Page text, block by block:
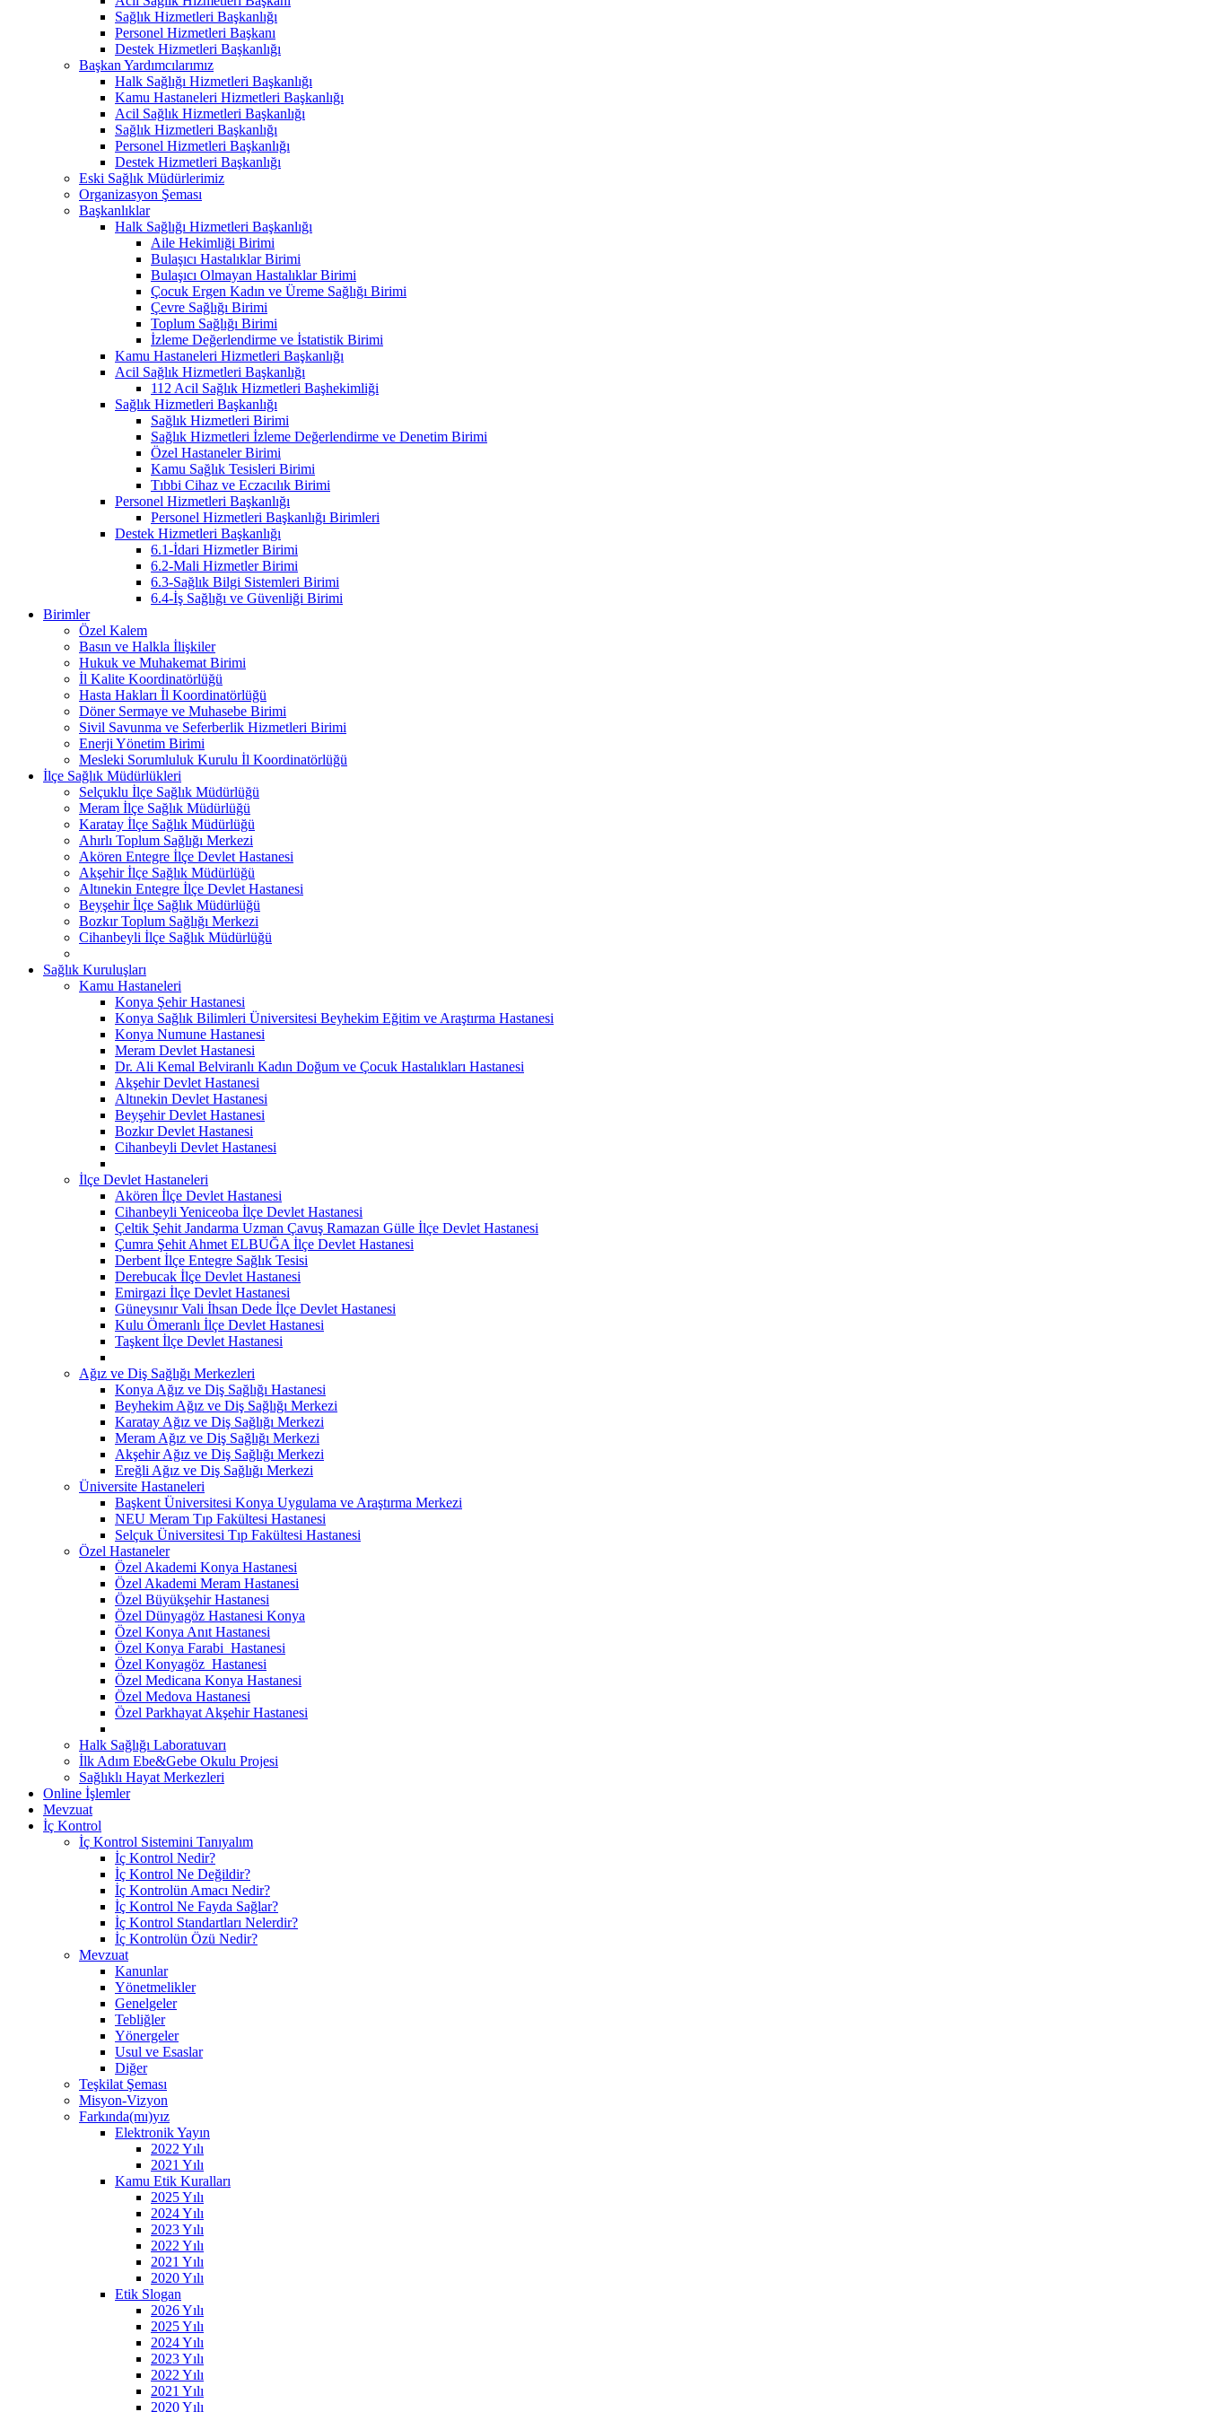
Sağlık Hizmetleri Başkanlığı
Personel Hizmetleri Başkanı
Destek Hizmetleri Başkanlığı
Başkan Yardımcılarımız
Halk Sağlığı Hizmetleri Başkanlığı
Kamu Hastaneleri Hizmetleri Başkanlığı
Acil Sağlık Hizmetleri Başkanlığı
Sağlık Hizmetleri Başkanlığı
Personel Hizmetleri Başkanlığı
Destek Hizmetleri Başkanlığı
Eski Sağlık Müdürlerimiz
Organizasyon Şeması
Başkanlıklar
Halk Sağlığı Hizmetleri Başkanlığı
Aile Hekimliği Birimi
Bulaşıcı Hastalıklar Birimi
Bulaşıcı Olmayan Hastalıklar Birimi
Çocuk Ergen Kadın ve Üreme Sağlığı Birimi
Çevre Sağlığı Birimi
Toplum Sağlığı Birimi
İzleme Değerlendirme ve İstatistik Birimi
Kamu Hastaneleri Hizmetleri Başkanlığı
Acil Sağlık Hizmetleri Başkanlığı
112 Acil Sağlık Hizmetleri Başhekimliği
Sağlık Hizmetleri Başkanlığı
Sağlık Hizmetleri Birimi
Sağlık Hizmetleri İzleme Değerlendirme ve Denetim Birimi
Özel Hastaneler Birimi
Kamu Sağlık Tesisleri Birimi
Tıbbi Cihaz ve Eczacılık Birimi
Personel Hizmetleri Başkanlığı
Personel Hizmetleri Başkanlığı Birimleri
Destek Hizmetleri Başkanlığı
6.1-İdari Hizmetler Birimi
6.2-Mali Hizmetler Birimi
6.3-Sağlık Bilgi Sistemleri Birimi
6.4-İş Sağlığı ve Güvenliği Birimi
Birimler
Özel Kalem
Basın ve Halkla İlişkiler
Hukuk ve Muhakemat Birimi
İl Kalite Koordinatörlüğü
Hasta Hakları İl Koordinatörlüğü
Döner Sermaye ve Muhasebe Birimi
Sivil Savunma ve Seferberlik Hizmetleri Birimi
Enerji Yönetim Birimi
Mesleki Sorumluluk Kurulu İl Koordinatörlüğü
İlçe Sağlık Müdürlükleri
Selçuklu İlçe Sağlık Müdürlüğü
Meram İlçe Sağlık Müdürlüğü
Karatay İlçe Sağlık Müdürlüğü
Ahırlı Toplum Sağlığı Merkezi
Akören Entegre İlçe Devlet Hastanesi
Akşehir İlçe Sağlık Müdürlüğü
Altınekin Entegre İlçe Devlet Hastanesi
Beyşehir İlçe Sağlık Müdürlüğü
Bozkır Toplum Sağlığı Merkezi
Cihanbeyli İlçe Sağlık Müdürlüğü
Sağlık Kuruluşları
Kamu Hastaneleri
Konya Şehir Hastanesi
Konya Sağlık Bilimleri Üniversitesi Beyhekim Eğitim ve Araştırma Hastanesi
Konya Numune Hastanesi
Meram Devlet Hastanesi
Dr. Ali Kemal Belviranlı Kadın Doğum ve Çocuk Hastalıkları Hastanesi
Akşehir Devlet Hastanesi
Altınekin Devlet Hastanesi
Beyşehir Devlet Hastanesi
Bozkır Devlet Hastanesi
Cihanbeyli Devlet Hastanesi
İlçe Devlet Hastaneleri
Akören İlçe Devlet Hastanesi
Cihanbeyli Yeniceoba İlçe Devlet Hastanesi
Çeltik Şehit Jandarma Uzman Çavuş Ramazan Gülle İlçe Devlet Hastanesi
Çumra Şehit Ahmet ELBUĞA İlçe Devlet Hastanesi
Derbent İlçe Entegre Sağlık Tesisi
Derebucak İlçe Devlet Hastanesi
Emirgazi İlçe Devlet Hastanesi
Güneysınır Vali İhsan Dede İlçe Devlet Hastanesi
Kulu Ömeranlı İlçe Devlet Hastanesi
Taşkent İlçe Devlet Hastanesi
Ağız ve Diş Sağlığı Merkezleri
Konya Ağız ve Diş Sağlığı Hastanesi
Beyhekim Ağız ve Diş Sağlığı Merkezi
Karatay Ağız ve Diş Sağlığı Merkezi
Meram Ağız ve Diş Sağlığı Merkezi
Akşehir Ağız ve Diş Sağlığı Merkezi
Ereğli Ağız ve Diş Sağlığı Merkezi
Üniversite Hastaneleri
Başkent Üniversitesi Konya Uygulama ve Araştırma Merkezi
NEU Meram Tıp Fakültesi Hastanesi
Selçuk Üniversitesi Tıp Fakültesi Hastanesi
Özel Hastaneler
Özel Akademi Konya Hastanesi
Özel Akademi Meram Hastanesi
Özel Büyükşehir Hastanesi
Özel Dünyagöz Hastanesi Konya
Özel Konya Anıt Hastanesi
Özel Konya Farabi Hastanesi
Özel Konyagöz Hastanesi
Özel Medicana Konya Hastanesi
Özel Medova Hastanesi
Özel Parkhayat Akşehir Hastanesi
Halk Sağlığı Laboratuvarı
İlk Adım Ebe&Gebe Okulu Projesi
Sağlıklı Hayat Merkezleri
Online İşlemler
Mevzuat
İç Kontrol
İç Kontrol Sistemini Tanıyalım
İç Kontrol Nedir?
İç Kontrol Ne Değildir?
İç Kontrolün Amacı Nedir?
İç Kontrol Ne Fayda Sağlar?
İç Kontrol Standartları Nelerdir?
İç Kontrolün Özü Nedir?
Mevzuat
Kanunlar
Yönetmelikler
Genelgeler
Tebliğler
Yönergeler
Usul ve Esaslar
Diğer
Teşkilat Şeması
Misyon-Vizyon
Farkında(mı)yız
Elektronik Yayın
2022 Yılı
2021 Yılı
Kamu Etik Kuralları
2025 Yılı
2024 Yılı
2023 Yılı
2022 Yılı
2021 Yılı
2020 Yılı
Etik Slogan
2026 Yılı
2025 Yılı
2024 Yılı
2023 Yılı
2022 Yılı
2021 Yılı
2020 Yılı